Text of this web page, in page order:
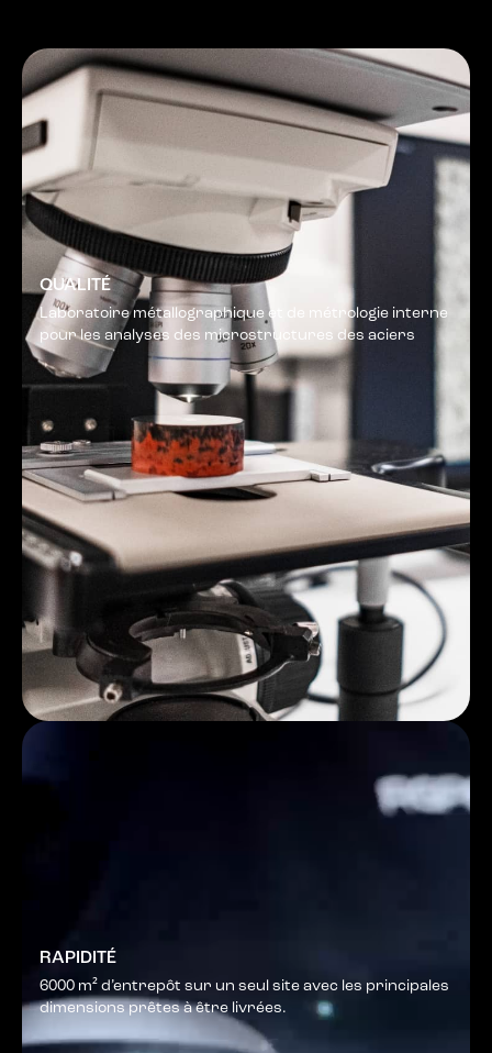
QUALITÉ
Laboratoire métallographique et de métrologie interne
pour les analyses des microstructures des aciers
RAPIDITÉ
6000 m² d’entrepôt sur un seul site avec les principales
dimensions prêtes à être livrées.